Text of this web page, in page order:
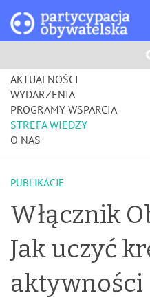
AKTUALNOŚCI
WYDARZENIA
PROGRAMY WSPARCIA
STREFA WIEDZY
O NAS
PUBLIKACJE
Włącznik
Jak uczyć
aktywności